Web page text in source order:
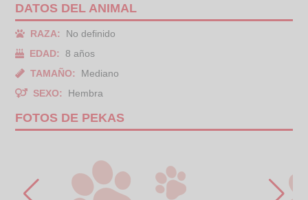
DATOS DEL ANIMAL
RAZA:
No definido
EDAD:
8 años
TAMAÑO:
Mediano
SEXO:
Hembra
FOTOS DE PEKAS